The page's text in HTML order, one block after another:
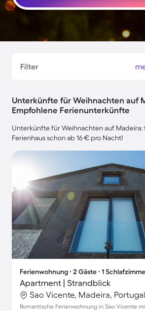
Filter
Unterkünfte für Weihnachten auf
Empfohlene Ferienunterkünfte
Unterkünfte für Weihnachten auf
Ferienhaus schon ab 16 € pro Nacht!
Ferienwohnung ∙ 2 Gäste ∙ 1
Apartment | Strandblick
Sao Vicente, Madeira, Portugal
Romantische Ferienwohnung in Sao Vicente